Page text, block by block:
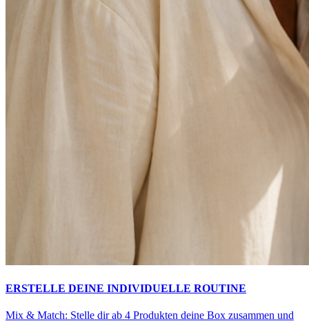
ERSTELLE DEINE INDIVIDUELLE ROUTINE
Mix & Match: Stelle dir ab 4 Produkten deine Box zusammen und